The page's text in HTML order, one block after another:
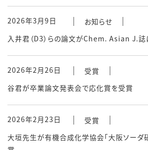
2026年3月9日
お知らせ
入井君（D3）らの論文がChem. Asian J.誌
2026年2月26日
受賞
谷君が卒業論文発表会で応化賞を受賞
2026年2月23日
受賞
大垣先生が有機合成化学協会「大阪ソーダ